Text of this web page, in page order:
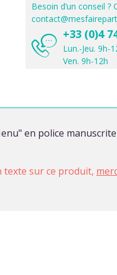
Besoin d’un conseil ?
+33 (0)4
Lun.-Jeu. 9h-
Ven. 9h-12h
en police manuscrite
texte sur ce produit,